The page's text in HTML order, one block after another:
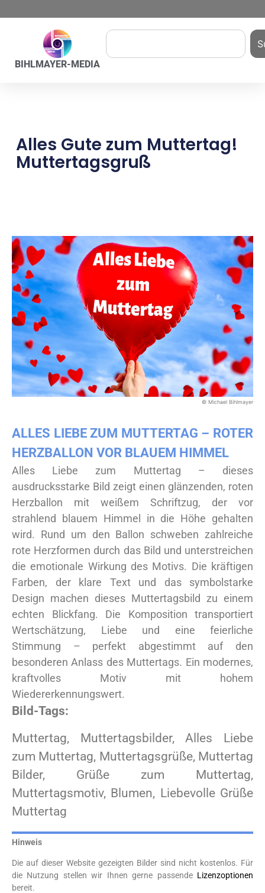
BIHLMAYER-MEDIA
Alles Gute zum Muttertag!
Muttertagsgruß
© Michael Bihlmayer
ALLES LIEBE ZUM MUTTERTAG – ROTER
HERZBALLON VOR BLAUEM HIMMEL
Alles Liebe zum Muttertag – dieses
ausdrucksstarke Bild zeigt einen glänzenden, roten
Herzballon mit weißem Schriftzug, der vor
strahlend blauem Himmel in die Höhe gehalten
wird. Rund um den Ballon schweben zahlreiche
rote Herzformen durch das Bild und unterstreichen
die emotionale Wirkung des Motivs. Die kräftigen
Farben, der klare Text und das symbolstarke
Design machen dieses Muttertagsbild zu einem
echten Blickfang. Die Komposition transportiert
Wertschätzung, Liebe und eine feierliche
Stimmung – perfekt abgestimmt auf den
besonderen Anlass des Muttertags. Ein modernes,
kraftvolles Motiv mit hohem
Wiedererkennungswert.
Bild-Tags:
Muttertag, Muttertagsbilder, Alles Liebe
zum Muttertag, Muttertagsgrüße, Muttertag
Bilder, Grüße zum Muttertag,
Muttertagsmotiv, Blumen, Liebevolle Grüße
Muttertag
Hinweis
Die auf dieser Website gezeigten Bilder sind nicht kostenlos. Für
die Nutzung stellen wir Ihnen gerne passende Lizenzoptionen
bereit.